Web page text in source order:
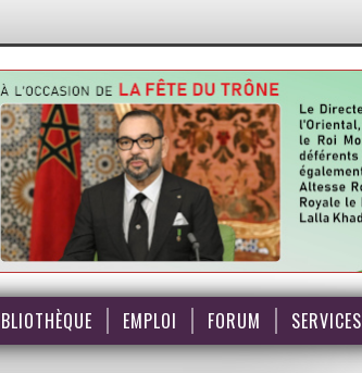
EMPLOI FORUM SERVICES